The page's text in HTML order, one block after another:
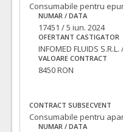
NUMAR / DATA
17451 / 5 iun. 2024
OFERTANT CASTIGATOR
INFOMED FLUIDS
VALOARE CONTRACT
8450 RON
CONTRACT SUBSECVENT
Consumabile pentru
NUMAR / DATA